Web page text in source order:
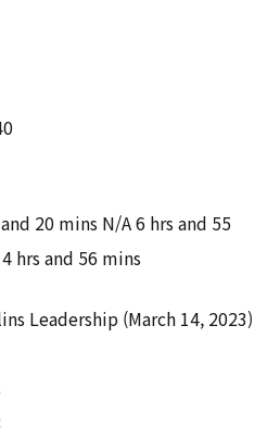
20 mins N/A 6 hrs and 55
hrs and 56 mins
Leadership (March 14, 2023)